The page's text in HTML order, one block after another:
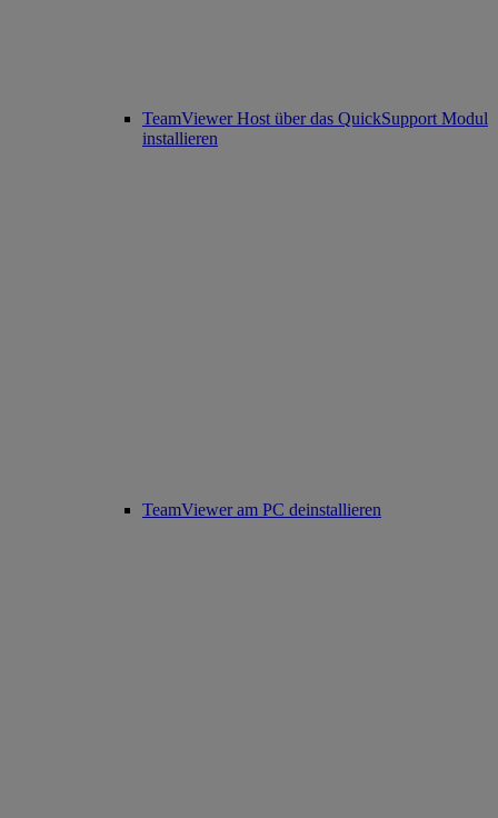
TeamViewer Host über das QuickSupport Modul
installieren
TeamViewer am PC deinstallieren